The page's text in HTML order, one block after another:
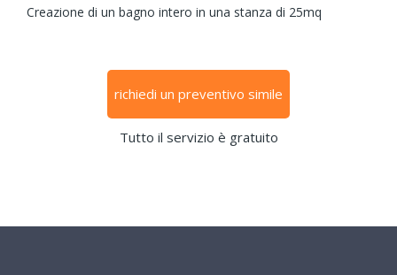
Creazione di un bagno intero in una stanza di 25mq
richiedi un preventivo simile
Tutto il servizio è gratuito